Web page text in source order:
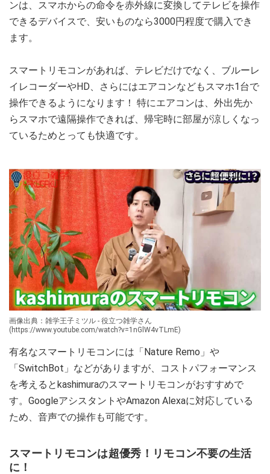
ンは、スマホからの命令を赤外線に変換してテレビを操作
できるデバイスで、安いものなら3000円程度で購入でき
ます。
スマートリモコンがあれば、テレビだけでなく、ブルーレ
イレコーダーやHD、さらにはエアコンなどもスマホ1台で
操作できるようになります！ 特にエアコンは、外出先か
らスマホで遠隔操作できれば、帰宅時に部屋が涼しくなっ
ているためとっても快適です。
画像出典：雑学王子ミツル - 役立つ雑学さん
(https://www.youtube.com/watch?v=1nGlW4vTLmE)
有名なスマートリモコンには「Nature Remo」や
「SwitchBot」などがありますが、コストパフォーマンス
を考えるとkashimuraのスマートリモコンがおすすめで
す。GoogleアシスタントやAmazon Alexaに対応している
ため、音声での操作も可能です。
スマートリモコンは超優秀！リモコン不要の生活
に！